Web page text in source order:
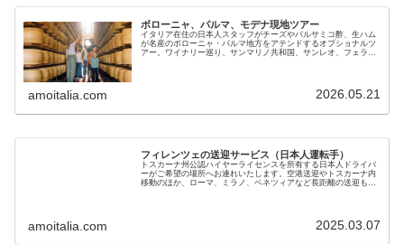
ボローニャ、パルマ、モデナ現地ツアー
イタリア在住の日本人スタッフがチーズやバルサミコ酢、生ハム
が名産のボローニャ・パルマ地方をアテンドするオプショナルツ
アー。ワイナリー巡り、サンマリノ共和国、サンレオ、フェラー
amoitalia.com 2026.05.21
フィレンツェの送迎サービス（日本人運転手）
トスカーナ州公認ハイヤーライセンスを所有する日本人ドライバ
ーがご希望の場所へお連れいたします。空港送迎やトスカーナ内
移動のほか、ローマ、ミラノ、ベネツィアなど長距離の送迎も可
amoitalia.com 2025.03.07